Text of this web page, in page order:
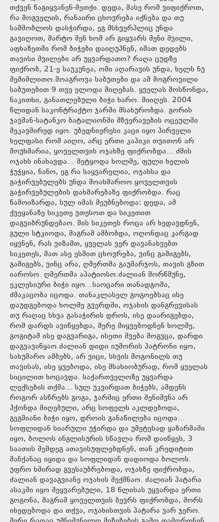
თქვენ წაგიყვანენ-მეთქი. დედა, მასე რომ ვიფიქროთ,
რა მოგველის, რანაირი ცხოვრება იქნება და თუ
სამშობლოს დასჭირდა, ეგ მსხვერპლიც უნდა
გავიღოთ, მარტო შენ ხომ არ გიყვარს შენი შვილი,
აფხაზეთში რომ ბიჭები დაიღუპნენ, იმათ დედებს
თავისი შვილები არ უყვარდათო? რაღა ცუდზე
ფიქრობ, 21-ე საუკუნეა, ომი აღარავის უნდა, ხელს ნუ
შემიშლითო.მოაგროვა საბუთები და ამ მოგროვილი
საბუთებით 9 თვე ელოდა მიღებას. ყველას მოსწონდა,
ნაკითხი, განათლებული ბიჭი ხარო. მიიღეს. 2004
წლიდან საკონტრაქტო ჯარში მსახურობდა. გორის
ჯავშან-სატანკო ბატალიონში მზვერავების ოცეულში
მეკავშირედ იყო. უბედნიერესი კაცი იყო პირველი
ხელფასი რომ აიღო, არც ერთი კაპიკი თვითონ არ
მოუხმარია, ყოველთვის ოჯახზე ფიქრობდა… ძმის
ოჯახს ინახავდა… მეტყოდა ხოლმე, ფული ხელის
ჭუჭყია, ნანო, ეგ რა საყვარელია, ოჯახსა და
გაჭირვებულებს უნდა მოახმაროო.ყოველთვის
გაჭირვებულების დახმარებაზე ფიქრობდა. რაც
წამოიზარდა, სულ იმას მეუბნებოდა: დედა, ამ
ქვეყანაზე სიკეთე ვთესოთ და სიკეთით
დაგვიბრუნდებაო. მის სიკეთეს როცა არ ხედავდნენ,
გული სტკიოდა, მაგრამ ამბობდა, ოღონდაც კარგად
იყვნენ, რას ვიზამთ, ყველას ვერ დავანახვებთ
სიკეთეს, მათ ასე ესმით ცხოვრება, ვინც გამიგებს,
გამიგებს, ვინც არა, ღმერთმა გაუმარჯოს, თავის გზით
იაროსო. ღმერთმა აპატიოსო.ძალიან მორწმუნე,
ეკლესიური ბიჭი იყო…საოცარი თანადგომა,
ძმაკაცობა იცოდა. თანაკლასელ გოგოებსაც ისე
დაუდგებოდა ხოლმე გვერდში, ოჯახის დანგრევისას
თუ რაღაც სხვა გასაჭირის დროს, ისე დაარიგებდა,
რომ დარდს ავიწყებდა, მერე მიყვებოდნენ ხოლმე,
გოგიტამ ისე დაგვარიგა, ისეთი შვება მოგვცა, დარდი
დაგვავიწყაო.ძალიან დიდი იუმორის პატრონი იყო,
სახუმარო ამბებს, არ ვიცი, სხვის მოგონილს თუ
თავისას, ისე ყვებოდა, ისე მსახიობურად, რომ ყველას
სიცილით ხოცავდა. საქართველოზე უყვარდა
ლექსების თქმა… სულ უკვირდათ ბიჭებს, ამდენს
როგორ ასწრებს გოგა, ჯარშიც ერთი შენიშვნა არ
ჰქონდა მიღებული, არც სოფელს აკლდებოდა,
გეგმიანი ბიჭი იყო, დროის განაწილება იცოდა…
სოფლიდან სიარული უჭირდა და უმეტესად ყაზარმაში
იყო, ბოლოს ინგლისურის სწავლა რომ დაიწყეს, 3
საათის შემდეგ ათავისუფლებდნენ, თან კრედიტით
მანქანაც იყიდა და სოფლიდან დადიოდა ბოლოს.
უფრო ხშირად გვესაუბრებოდა, ოჯახზე ფიქრობდა,
ძალიან დავაგვიანე ოჯახის შექმნაო. ძალიან პატარა
ასაკში იყო შეყვარებული, 18 წლისას უყვარდა ერთი
გოგონა, მაგრამ ყოველთვის ბევრს ფიქრობდა, შორს
იხედებოდა და თქვა, ოჯახისთვის პატარა ვარ ჯერო.